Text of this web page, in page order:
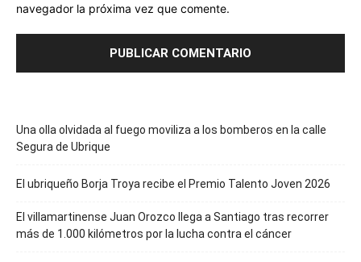
navegador la próxima vez que comente.
Una olla olvidada al fuego moviliza a los bomberos en la calle
Segura de Ubrique
El ubriqueño Borja Troya recibe el Premio Talento Joven 2026
El villamartinense Juan Orozco llega a Santiago tras recorrer
más de 1.000 kilómetros por la lucha contra el cáncer